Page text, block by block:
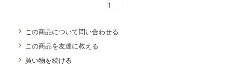
この商品について問い合わせる
この商品を友達に教える
買い物を続ける